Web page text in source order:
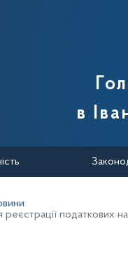
Державної
в